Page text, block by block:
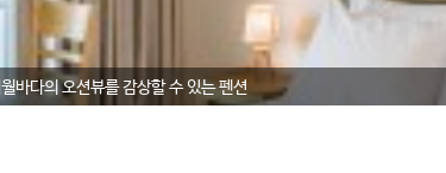
바다의 오션뷰를 감상할 수 있는 펜션